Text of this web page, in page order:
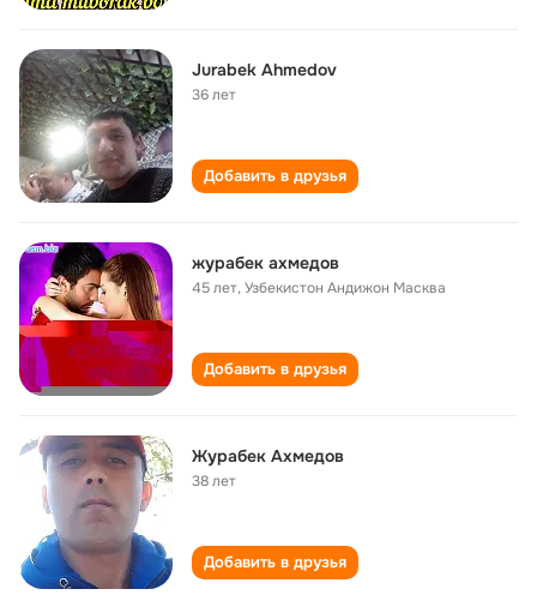
Jurabek Ahmedov
36 лет
Добавить в друзья
журабек ахмедов
45 лет,Узбекистон Андижон Масква
Добавить в друзья
Журабек Ахмедов
38 лет
Добавить в друзья